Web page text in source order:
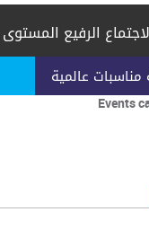
عالمية
الرفيع المستوى
Events
التبويب النشطة)